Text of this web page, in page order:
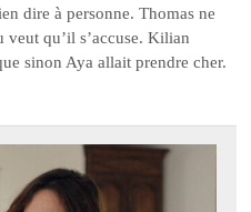
dire à personne. Thomas ne
qu’il s’accuse. Kilian
sinon Aya allait prendre cher.